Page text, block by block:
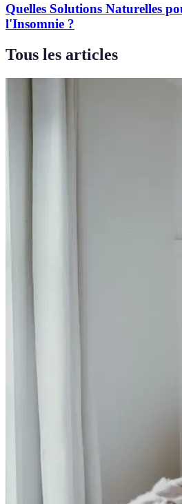
Quelles Solutions Naturelles
l'Insomnie ?
Tous les articles